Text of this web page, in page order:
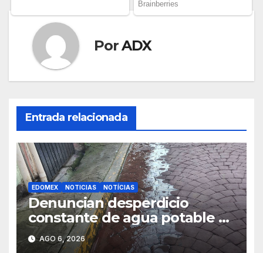
PorADX
Entrada relacionada
EDOMEX NOTICIAS NOTÍCIAS
Denuncian desperdicio
constante de agua potable a
dos cuadras del
Ayuntamiento de Almoloya
AGO 6, 2026